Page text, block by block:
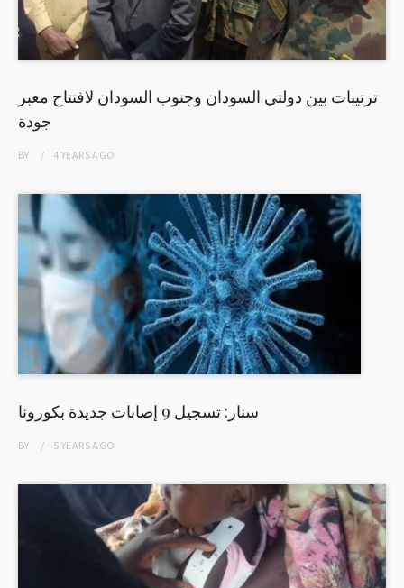
ترتيبات بين دولتي السودان وجنوب السودان لافتتاح معبر
جودة
BY 4 YEARSAGO
سنار: تسجيل 9 إصابات جديدة بكورونا
BY 5 YEARSAGO